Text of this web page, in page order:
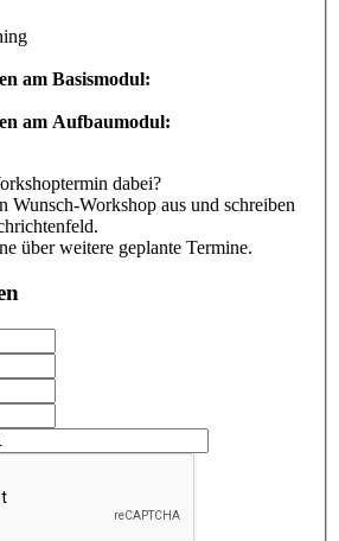
am Basismodul:
am Aufbaumodul:
dabei?
Wunsch-Workshop aus und schreiben
über weitere geplante Termine.